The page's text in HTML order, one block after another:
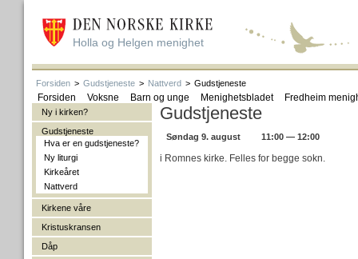
Holla og Helgen menighet
Forsiden > Gudstjeneste > Nattverd > Gudstjeneste
Forsiden Voksne Barn og unge Menighetsbladet Fredheim
Ny i kirken?
Gudstjeneste
Hva er en gudstjeneste?
Ny liturgi
Kirkeåret
Nattverd
Kirkene våre
Kristuskransen
Dåp
Gudstjeneste
Søndag 9. august 11:00 — 12:00
i Romnes kirke. Felles for begge sokn.